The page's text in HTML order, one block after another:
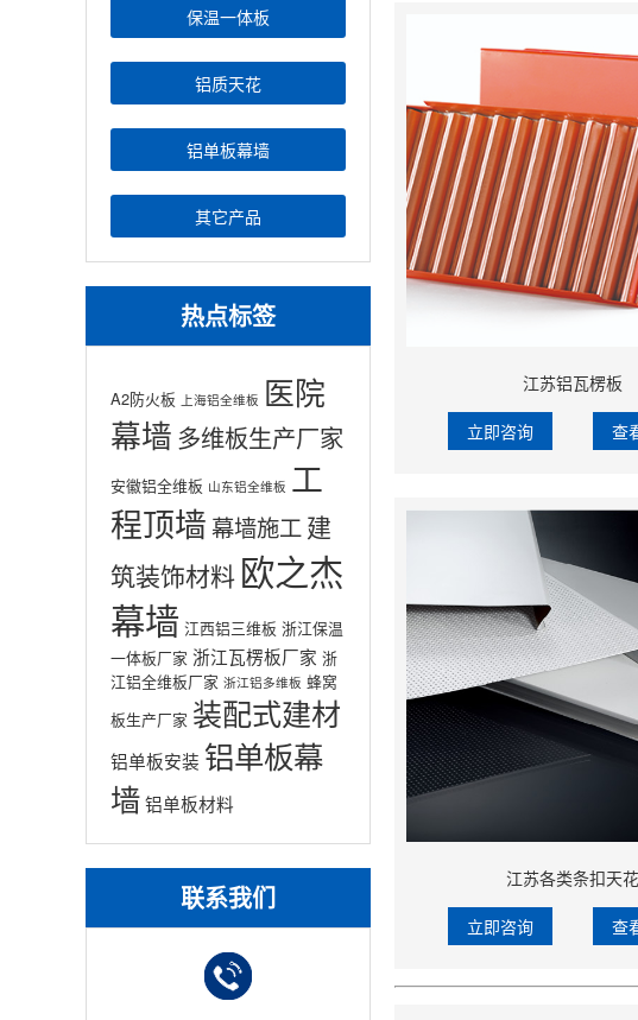
保温一体板
铝质天花
铝单板幕墙
其它产品
热点标签
A2防火板 上海铝全维板 医院
幕墙 多维板生产厂家
安徽铝全维板 山东铝全维板 工
程顶墙幕墙施工建
筑装饰材料 欧之杰
幕墙 江西铝三维板 浙江保温
一体板厂家 浙江瓦楞板厂家 浙
江铝全维板厂家 浙江铝多维板 蜂窝
板生产厂家 装配式建材
铝单板安装 铝单板幕
墙铝单板材料
联系我们
江苏铝瓦楞板
立即咨询 查
江苏各类条扣天花
立即咨询 查